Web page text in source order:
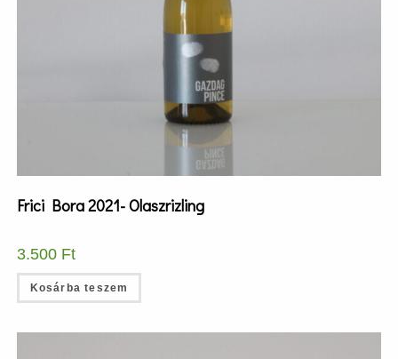
Frici Bora 2021- Olaszrizling
3.500 Ft
Kosárba teszem